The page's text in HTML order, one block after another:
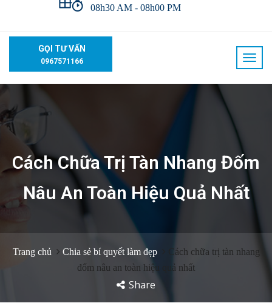
08h30 AM - 08h00 PM
GỌI TƯ VẤN
0967571166
Cách Chữa Trị Tàn Nhang Đốm
Nâu An Toàn Hiệu Quả Nhất
Trang chủ Chia sẻ bí quyết làm đẹp
Cách chữa trị tàn nhang
đốm nâu an toàn hiệu quả nhất
Share